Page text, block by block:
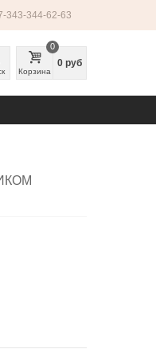
343-344-62-63
Корзина
0
0 руб